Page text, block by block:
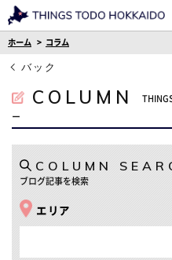
ホーム コラム
バック
COLUMN
ー
COLUMN
ブログ記事を検索
エリア